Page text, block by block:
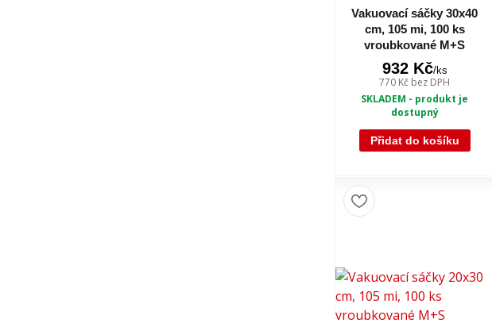
Vakuovací sáčky 30x40
cm, 105 mi, 100 ks
vroubkované M+S
932 Kč/ks
770 Kč bez DPH
SKLADEM - produkt je
dostupný
Přidat do košíku